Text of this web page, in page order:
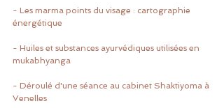
- Les marma points du visage : cartographie
énergétique
- Huiles et substances ayurvédiques utilisées en
mukabhyanga
- Déroulé d'une séance au cabinet Shaktiyoma à
Venelles